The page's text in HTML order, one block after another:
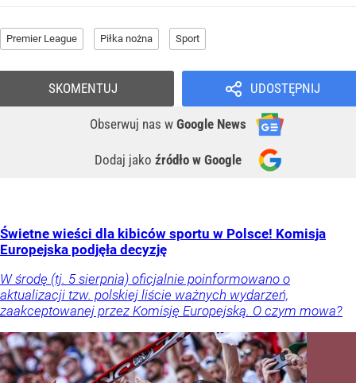
Premier League Piłka nożna Sport
UDOSTĘPNIJ
Obserwuj nas w Google News
Dodaj jako źródło w Google
SKOMENTUJ
Świetne wieści dla kibiców sportu w Polsce! Komisja
Europejska podjęła decyzję
W środę (tj. 5 sierpnia) oficjalnie poinformowano o
aktualizacji tzw. polskiej liście ważnych wydarzeń,
zaakceptowanej przez Komisję Europejską. O czym mowa?